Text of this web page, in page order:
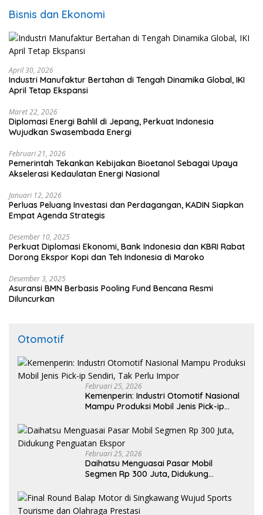
Bisnis dan Ekonomi
April 30, 2026
Industri Manufaktur Bertahan di Tengah Dinamika Global, IKI
April Tetap Ekspansi
Maret 22, 2026
Diplomasi Energi Bahlil di Jepang, Perkuat Indonesia
Wujudkan Swasembada Energi
Februari 21, 2026
Pemerintah Tekankan Kebijakan Bioetanol Sebagai Upaya
Akselerasi Kedaulatan Energi Nasional
Januari 12, 2026
Perluas Peluang Investasi dan Perdagangan, KADIN Siapkan
Empat Agenda Strategis
Desember 10, 2025
Perkuat Diplomasi Ekonomi, Bank Indonesia dan KBRI Rabat
Dorong Ekspor Kopi dan Teh Indonesia di Maroko
Desember 3, 2025
Asuransi BMN Berbasis Pooling Fund Bencana Resmi
Diluncurkan
Otomotif
Februari 25, 2026
Kemenperin: Industri Otomotif Nasional
Mampu Produksi Mobil Jenis Pick-ip
Februari 25, 2026
Daihatsu Menguasai Pasar Mobil
Segmen Rp 300 Juta, Didukung